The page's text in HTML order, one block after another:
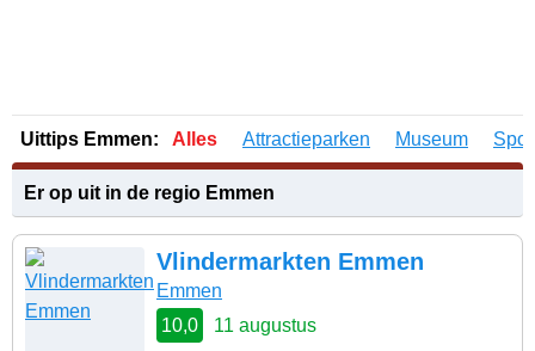
Uittips Emmen: Alles Attractieparken Museum
Er op uit in de regio Emmen
Vlindermarkten Emmen
Emmen
10,0
11 augustus